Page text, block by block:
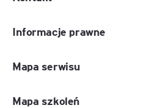
Informacje prawne
Mapa serwisu
Mapa szkoleń